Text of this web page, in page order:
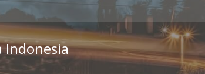
Indonesia